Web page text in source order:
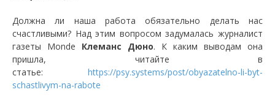
Должна ли наша работа обязательно делать нас
счастливыми? Над этим вопросом задумалась журналист
газеты Monde Клеманс Дюно. К каким выводам она
пришла, читайте в
статье: https://psy.systems/post/obyazatelno-li-byt-
schastlivym-na-rabote